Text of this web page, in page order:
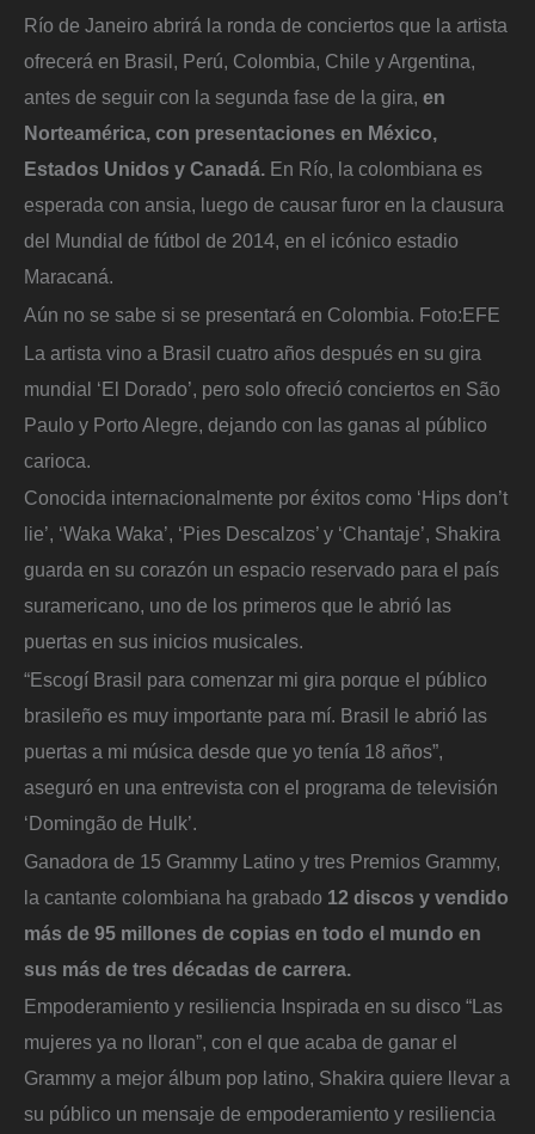
Río de Janeiro abrirá la ronda de conciertos que la artista
ofrecerá en Brasil, Perú, Colombia, Chile y Argentina,
antes de seguir con la segunda fase de la gira, en
Norteamérica, con presentaciones en México,
Estados Unidos y Canadá. En Río, la colombiana es
esperada con ansia, luego de causar furor en la clausura
del Mundial de fútbol de 2014, en el icónico estadio
Maracaná.
Aún no se sabe si se presentará en Colombia. Foto:EFE
La artista vino a Brasil cuatro años después en su gira
mundial ‘El Dorado’, pero solo ofreció conciertos en São
Paulo y Porto Alegre, dejando con las ganas al público
carioca.
Conocida internacionalmente por éxitos como ‘Hips don’t
lie’, ‘Waka Waka’, ‘Pies Descalzos’ y ‘Chantaje’, Shakira
guarda en su corazón un espacio reservado para el país
suramericano, uno de los primeros que le abrió las
puertas en sus inicios musicales.
“Escogí Brasil para comenzar mi gira porque el público
brasileño es muy importante para mí. Brasil le abrió las
puertas a mi música desde que yo tenía 18 años”,
aseguró en una entrevista con el programa de televisión
‘Domingão de Hulk’.
Ganadora de 15 Grammy Latino y tres Premios Grammy,
la cantante colombiana ha grabado 12 discos y vendido
más de 95 millones de copias en todo el mundo en
sus más de tres décadas de carrera.
Empoderamiento y resiliencia Inspirada en su disco “Las
mujeres ya no lloran”, con el que acaba de ganar el
Grammy a mejor álbum pop latino, Shakira quiere llevar a
su público un mensaje de empoderamiento y resiliencia